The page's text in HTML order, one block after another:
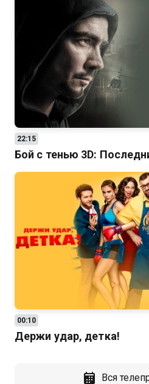
22:15
Бой с тенью 3D:
00:10
Держи удар, детка!
Вся